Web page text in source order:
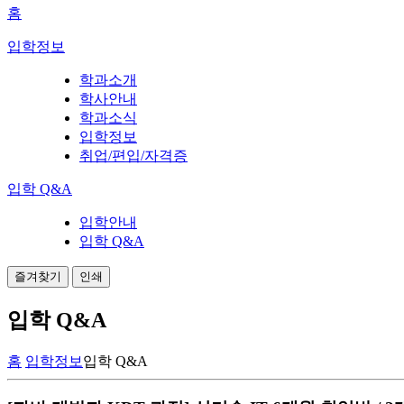
홈
입학정보
학과소개
학사안내
학과소식
입학정보
취업/편입/자격증
입학 Q&A
입학안내
입학 Q&A
즐겨찾기 인쇄
입학 Q&A
홈 입학정보 입학 Q&A